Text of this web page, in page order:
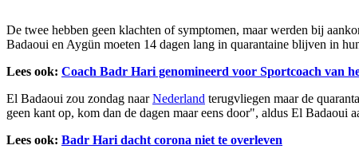
De twee hebben geen klachten of symptomen, maar werden bij
Badaoui en Aygün moeten 14 dagen lang in quarantaine blijven in
Lees ook: Coach Badr Hari genomineerd voor Sportcoach van
El Badaoui zou zondag naarNederland terugvliegen maar de
geen kant op, kom dan de dagen maar eens door", aldus El Badaoui
Lees ook: Badr Hari dacht corona niet te overleven